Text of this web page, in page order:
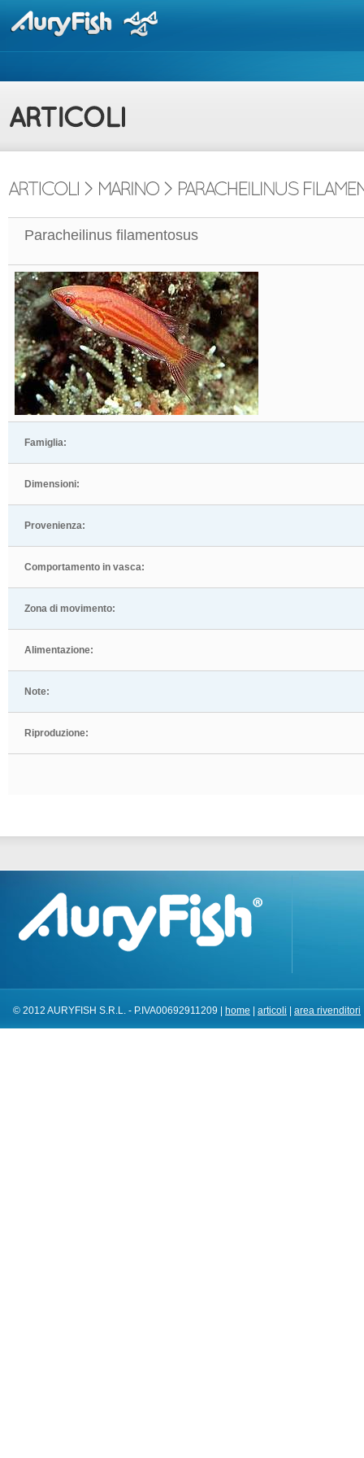
Paracheilinus filamentosus
Famiglia:
Dimensioni:
Provenienza:
Comportamento in vasca:
Zona di movimento:
Alimentazione:
Note:
Riproduzione:
© 2012 AURYFISH S.R.L. - P.IVA00692911209 | home articoli area rivenditori